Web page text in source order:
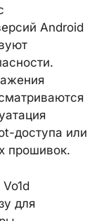
Android
доступа или
прошивок.
для